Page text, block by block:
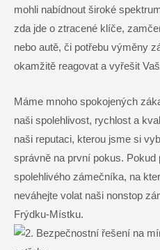
mohli nabídnout široké
zda jde o ztracené klíče,
nebo autě, či potřebu výměny
okamžitě reagovat a vyřešit
Máme mnoho spokojených
naši spolehlivost, rychlost a
naši reputaci, kterou jsme si
správně na první pokus. Pokud
spolehlivého zámečníka, na
neváhejte volat naši nonstop
Frýdku-Místku.